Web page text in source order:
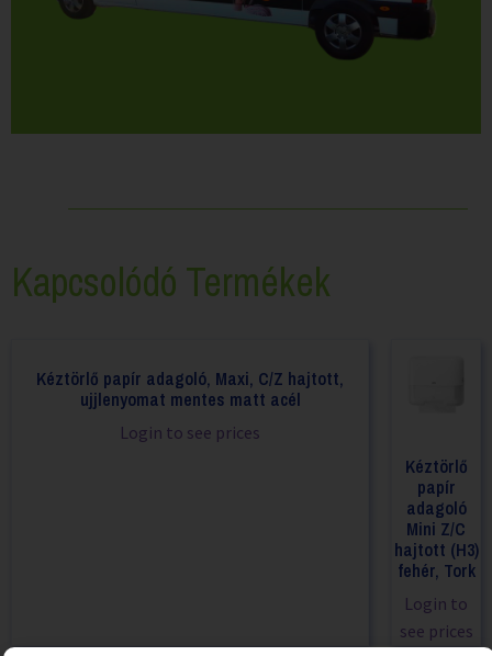
Kapcsolódó Termékek
Kéztörlő papír adagoló, Maxi, C/Z hajtott,
ujjlenyomat mentes matt acél
Login to see prices
Kéztörlő
papír
adagoló
Mini Z/C
hajtott (H3)
fehér, Tork
Login to
see prices